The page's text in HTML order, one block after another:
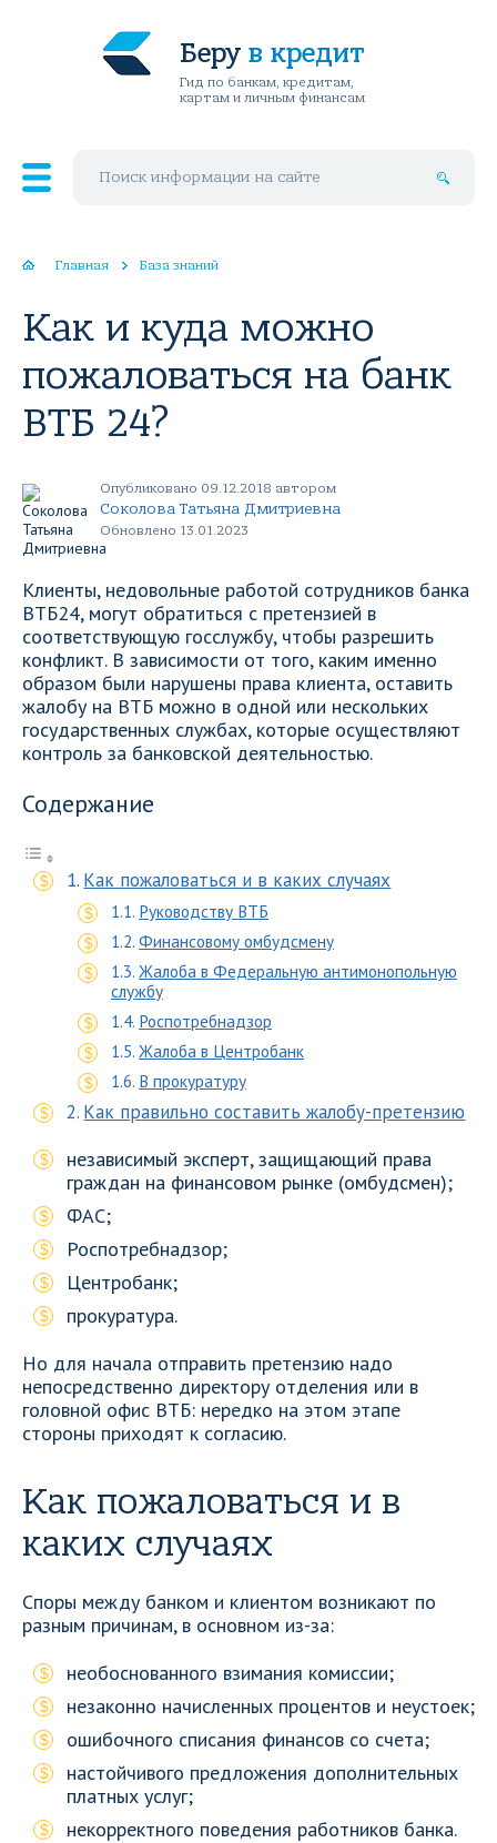
Беру в кредит
Гид по банкам, кредитам,
картам и личным финансам
Главная База знаний
Как и куда можно
пожаловаться на банк
ВТБ 24?
Опубликовано 09.12.2018 автором
Соколова Татьяна Дмитриевна
Обновлено 13.01.2023
Клиенты, недовольные работой сотрудников банка
ВТБ24, могут обратиться с претензией в
соответствующую госслужбу, чтобы разрешить
конфликт. В зависимости от того, каким именно
образом были нарушены права клиента, оставить
жалобу на ВТБ можно в одной или нескольких
государственных службах, которые осуществляют
контроль за банковской деятельностью.
Содержание
Как пожаловаться и в каких случаях
Руководству ВТБ
Финансовому омбудсмену
Жалоба в Федеральную антимонопольную
службу
Роспотребнадзор
Жалоба в Центробанк
В прокуратуру
Как правильно составить жалобу-претензию
независимый эксперт, защищающий права
граждан на финансовом рынке (омбудсмен);
ФАС;
Роспотребнадзор;
Центробанк;
прокуратура.
Но для начала отправить претензию надо
непосредственно директору отделения или в
головной офис ВТБ: нередко на этом этапе
стороны приходят к согласию.
Как пожаловаться и в
каких случаях
Споры между банком и клиентом возникают по
разным причинам, в основном из-за:
необоснованного взимания комиссии;
незаконно начисленных процентов и неустоек;
ошибочного списания финансов со счета;
настойчивого предложения дополнительных
платных услуг;
некорректного поведения работников банка.